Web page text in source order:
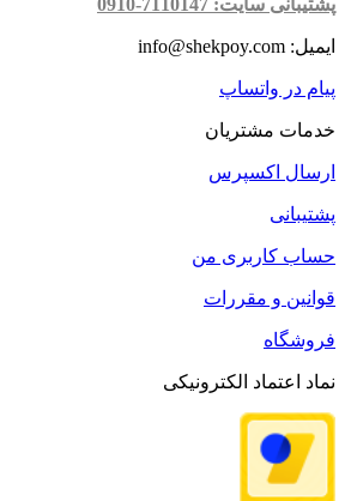
پشتیبانی سایت: 7110147-0910
ایمیل: info@shekpoy.com
پیام در واتساپ
خدمات مشتریان
ارسال اکسپرس
پشتیبانی
حساب کاربری من
قوانین و مقررات
فروشگاه
نماد اعتماد الکترونیکی